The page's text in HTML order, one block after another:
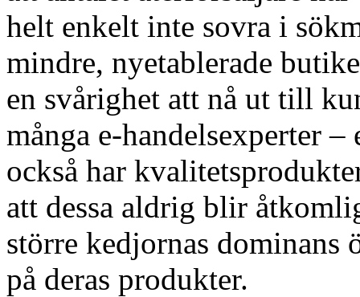
helt enkelt inte sovra i
mindre, nyetablerade
en svårighet att nå ut till
många e-handelsexperter
också har
att dessa aldrig blir
större kedjornas dominans
på deras produkter.